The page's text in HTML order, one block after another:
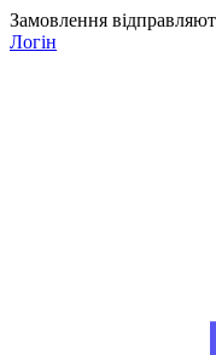
Замовлення
Логін